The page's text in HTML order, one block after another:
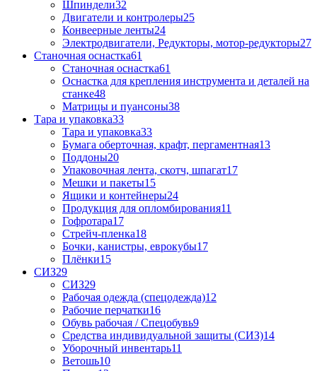
Шпиндели32
Двигатели и контролеры25
Конвеерные ленты24
Электродвигатели, Редукторы, мотор-редукторы27
Станочная оснастка61
Станочная оснастка61
Оснастка для крепления инструмента и деталей на
станке48
Матрицы и пуансоны38
Тара и упаковка33
Тара и упаковка33
Бумага оберточная, крафт, пергаментная13
Поддоны20
Упаковочная лента, скотч, шпагат17
Мешки и пакеты15
Ящики и контейнеры24
Продукция для опломбирования11
Гофротара17
Стрейч-пленка18
Бочки, канистры, еврокубы17
Плёнки15
СИЗ29
СИЗ29
Рабочая одежда (спецодежда)12
Рабочие перчатки16
Обувь рабочая / Спецобувь9
Средства индивидуальной защиты (СИЗ)14
Уборочный инвентарь11
Ветошь10